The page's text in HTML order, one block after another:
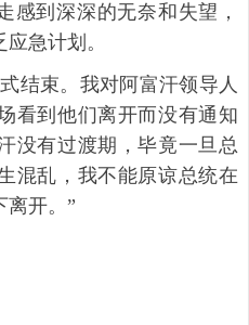
感到深深的无奈和失望，
急计划。
结束。我对阿富汗领导人
看到他们离开而没有通知
没有过渡期，毕竟一旦总
混乱，我不能原谅总统在
离开。”